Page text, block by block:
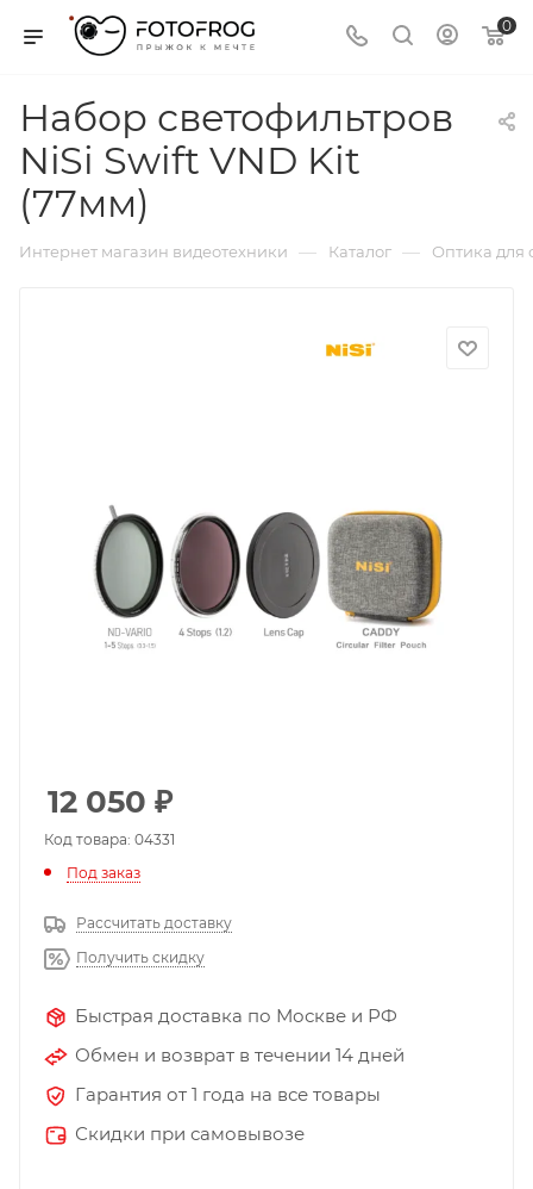
0
Набор светофильтров
NiSi Swift VND Kit
(77мм)
Интернет магазин видеотехники — Каталог — Оптика для
12 050 ₽
Код товара: 04331
Под заказ
Рассчитать доставку
Получить скидку
Быстрая доставка по Москве и РФ
Обмен и возврат в течении 14 дней
Гарантия от 1 года на все товары
Скидки при самовывозе